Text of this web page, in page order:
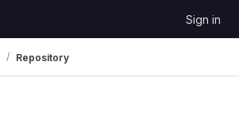
Sign in
Repository